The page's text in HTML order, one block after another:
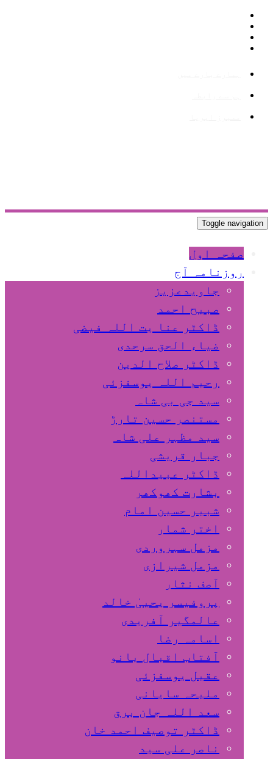
Toggle navigation
صفحہ اول
روزنامہ آج
جاویدعزیز
صبیح احمد
ڈاکٹر عنا یت اللہ فیضی
ضیاء الحق سرحدی
ڈاکٹر صلاح الدین
رحیم اللہ یوسفزئی
سید جی بی شاہ
مستنصر حسین تارڑ
سید مظہر علی شاہ
جبار قریشی
ڈاکٹر عبیداللہ
بشارت کھوکھر
شبیر حسین امام
اختر شمار
مزمل سہروردی
مزمل شیرازی
آصف نثار
پروفیسر یحییٰ خالد
عالمگیر آفریدی
اسامہ رضا
آفتاب اقبال بانو
عقیل یوسفزئی
ملیحہ سایانی
سعد اللہ جان برق
ڈاکٹر توصیف احمد خان
ناصر علی سید